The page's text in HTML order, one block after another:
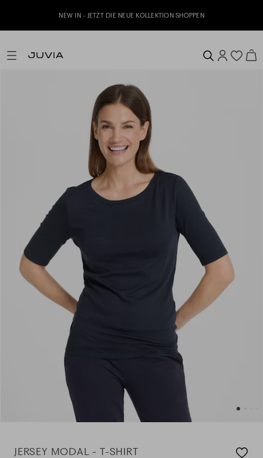
NEW IN - JETZT DIE NEUE KOLLEKTION SHOPPEN
JERSEY MODAL - T-SHIRT